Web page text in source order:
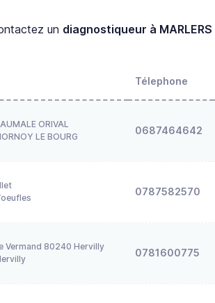
un diagnostiqueur à MARLERS
Télephone
ORIVAL
LE BOURG
0687464642
0787582570
Vermand 80240 Hervilly
0781600775